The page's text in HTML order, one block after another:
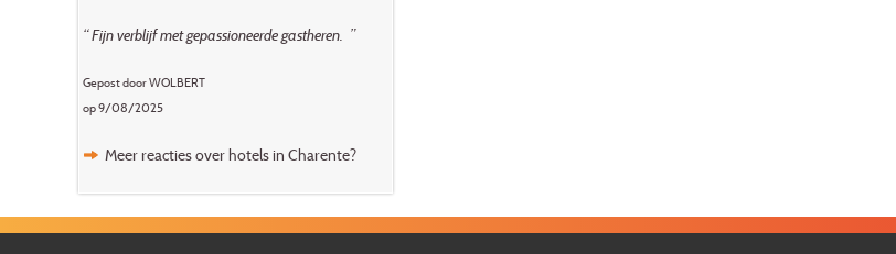
“ Fijn verblijf met gepassioneerde gastheren. ”
Gepost door WOLBERT
op 9/08/2025
Meer reacties over hotels in Charente?